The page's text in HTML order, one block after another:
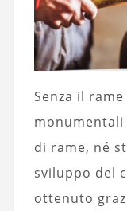
Senza il
di rame, né
sviluppo del
ottenuto